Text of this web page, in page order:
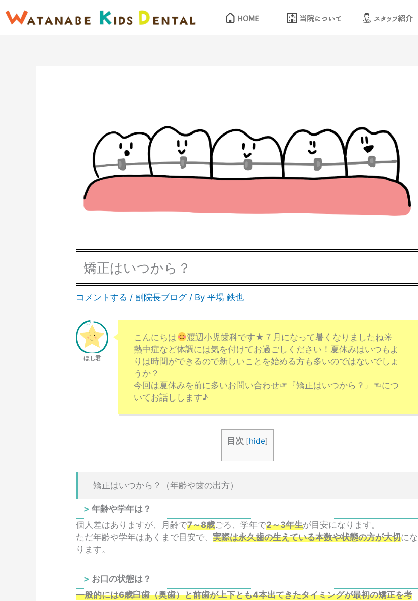
容
HOME 当院について スタッフ紹介
矯正はいつから？
コメントする /副院長ブログ/ By平場 鉄也
こんにちは
渡辺小児歯科です★７月になって暑くなりましたね☀
熱中症など体調には気を付けてお過ごしください！夏休みはいつもよ
りは時間ができるので新しいことを始める方も多いのではないでしょ
うか？
今回は夏休みを前に多いお問い合わせ☞『矯正はいつから？』☜につ
いてお話しします♪
目次 [hide]
矯正はいつから？（年齢や歯の出方）
年齢や学年は？
個人差はありますが、月齢で7～8歳ごろ、学年で2～3年生が目安になります。
ただ年齢や学年はあくまで目安で、実際は永久歯の生えている本数や状態の方が大切にな
ります。
お口の状態は？
一般的には6歳臼歯（奥歯）と前歯が上下とも4本出てきたタイミングが最初の矯正を考